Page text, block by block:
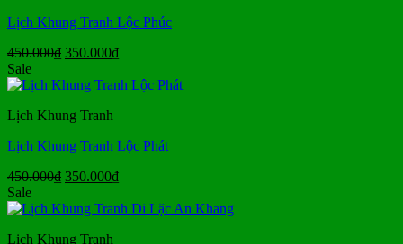
Lịch Khung Tranh Lộc Phúc
450.000₫ Giá
là:
350.000₫Giá
tại
Sale
Lịch Khung Tranh
Lịch Khung Tranh Lộc Phát
450.000₫ Giá
là:
350.000₫Giá
tại
Sale
Lịch Khung Tranh